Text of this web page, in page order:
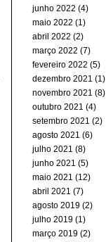
junho 2022 (4)
maio 2022 (1)
abril 2022 (2)
março 2022 (7)
fevereiro 2022 (5)
dezembro 2021 (1)
novembro 2021 (8)
outubro 2021 (4)
setembro 2021 (2)
agosto 2021 (6)
julho 2021 (8)
junho 2021 (5)
maio 2021 (12)
abril 2021 (7)
agosto 2019 (2)
julho 2019 (1)
março 2019 (2)